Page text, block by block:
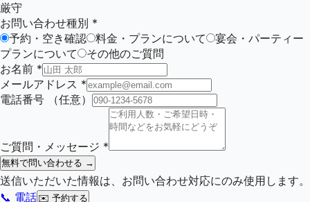
厳守
お問い合わせ種別 *
予約・空き確認
料金・プランについて
宴会・パーティー
プランについて
その他のご質問
お名前 *
メールアドレス *
電話番号
（任意）
ご質問・メッセージ *
無料で問い合わせる →
送信いただいた情報は、お問い合わせ対応にのみ使用します。
📞 電話 ✉️ 予約する